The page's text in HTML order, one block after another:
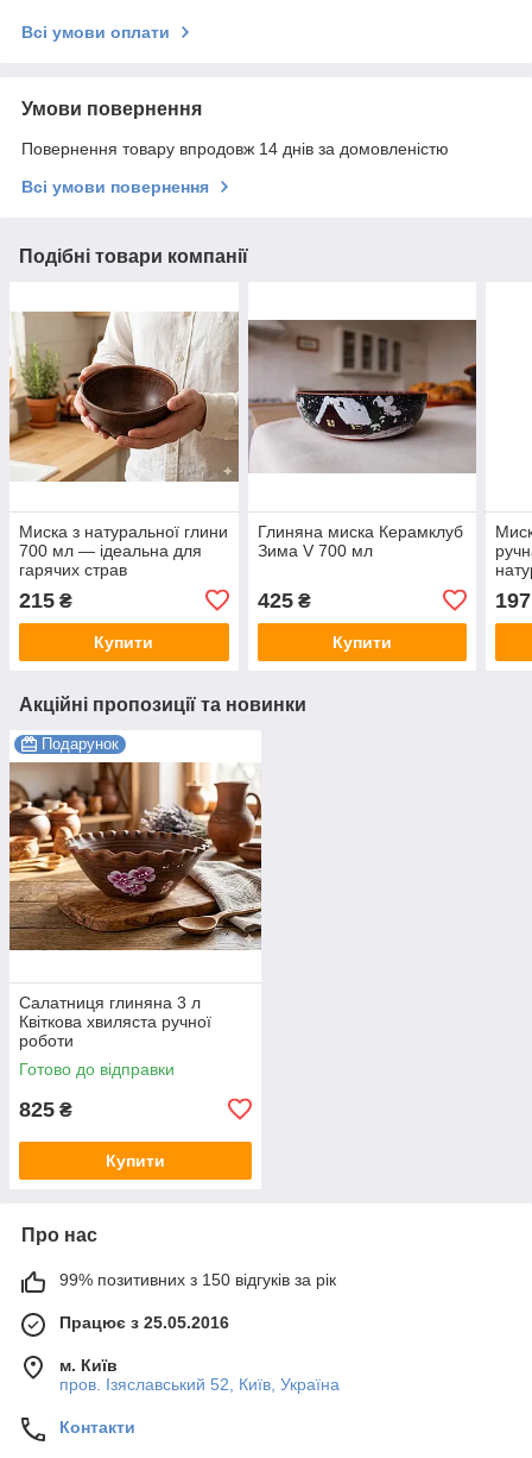
Всі умови оплати
Умови повернення
Повернення товару впродовж 14 днів за домовленістю
Всі умови повернення
Подібні товари компанії
Миска з натуральної глини
700 мл — ідеальна для
гарячих страв
215 ₴
Купити
Глиняна миска Керамклуб
Зима V 700 мл
425₴
Купити
197
Акційні пропозиції та новинки
Подарунок
Салатниця глиняна 3 л
Квіткова хвиляста ручної
роботи
Готово до відправки
825 ₴
Купити
Про нас
99% позитивних з 150 відгуків за рік
Працює з 25.05.2016
м. Київ
пров. Ізяславський 52, Київ, Україна
Контакти